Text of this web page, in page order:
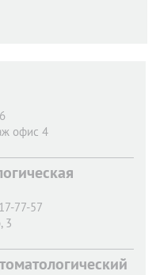
офис 4
77-57
3